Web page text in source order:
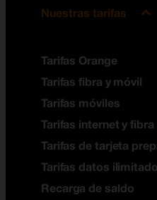
Nuestras tarifas
Tarifas Orange
Tarifas fibra y móvil
Tarifas móviles
Tarifas internet y fibra
Tarifas de tarjeta
Tarifas datos
Recarga de saldo